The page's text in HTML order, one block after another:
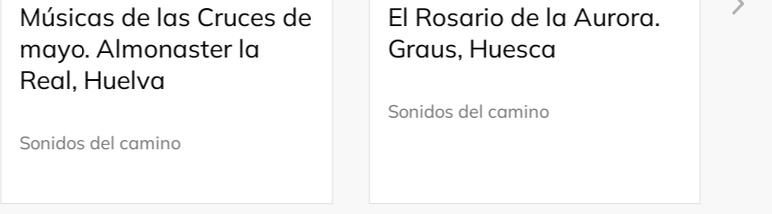
Músicas de las Cruces de
mayo. Almonaster la
Real, Huelva
Sonidos del camino
El Rosario de la Aurora.
Graus, Huesca
Sonidos del camino